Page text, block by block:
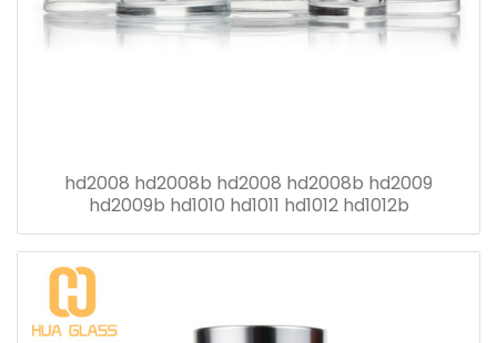
hd2008 hd2008b hd2008 hd2008b hd2009
hd2009b hd1010 hd1011 hd1012 hd1012b